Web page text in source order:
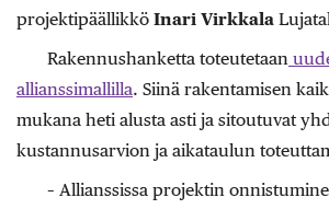
projektipäällikkö Inari Virkkala
Rakennushanketta toteutetaan
allianssimallilla. Siinä rakentamisen
mukana heti alusta asti ja sitoutuvat
kustannusarvion ja aikataulun
– Allianssissa projektin